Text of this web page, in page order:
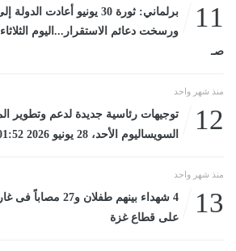
11
برلماني: ثورة 30 يونيو أعادت
صـ
منذ شهر واحد
12
توجيهات رئاسية جديدة لدعم وتطوير
السويساليوم الأحد، 28 يونيو 2026 01:52 مـ
منذ شهر واحد
13
4 شهداء بينهم طفلان
على قطاع غزة